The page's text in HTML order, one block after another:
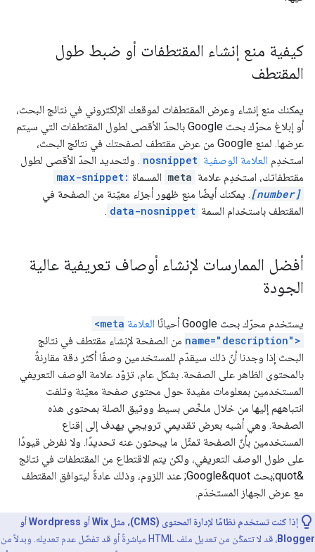
كيفية منع إنشاء المقتطفات أو ضبط طول
المقتطف
يمكنك منع إنشاء وعرض المقتطفات لموقعك الإلكتروني في نتائج البحث،
أو إبلاغ محرّك بحث Google بالحدّ الأقصى لطول المقتطفات التي سيتم
عرضها. لمنع Google من عرض مقتطف لصفحتك في نتائج البحث،
استخدِم العلامة الوصفية nosnippet . ولتحديد الحدّ الأقصى لطول
مقتطفاتك، استخدِم علامة meta المسماة max-snippet:
[number] . يمكنك أيضًا منع ظهور أجزاء معيّنة من الصفحة في
المقتطف باستخدام السمة data-nosnippet
.
أفضل الممارسات لإنشاء أوصاف تعريفية عالية
الجودة
يستخدم محرّك بحث Google أحيانًا العلامة <meta
name="description"> من الصفحة لإنشاء مقتطف في نتائج
البحث إذا وجدنا أنّ ذلك سيقدّم للمستخدمين وصفًا أكثر دقة مقارنةً
بالمحتوى الظاهر على الصفحة. بشكل عام، تزوّد علامة الوصف التعريفي
المستخدمين بمعلومات مفيدة حول محتوى صفحة معيّنة وتلفت
انتباههم إليها من خلال ملخّص بسيط ووثيق الصلة بمحتوى هذه
الصفحة. وهي أشبه بعرض تقديمي ترويجي يهدف إلى إقناع
المستخدمين بأنّ الصفحة تمثّل ما يبحثون عنه تحديدًا. ولا نفرض قيودًا
على طول الوصف التعريفي، ولكن يتم الاقتطاع من المقتطفات في نتائج
&quot;بحث Google&quot; عند اللزوم، وذلك عادةً ليتوافق المقتطف
مع عرض الجهاز المستخدَم.
إذا كنت تستخدم نظامًا لإدارة المحتوى (CMS)، مثل Wix أو Wordpress أو
Blogger
، قد لا تتمكّن من تعديل ملف HTML مباشرةً أو قد تفضّل عدم تعديله. وبدلاً من